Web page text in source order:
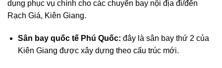
dụng phục vụ chính cho các chuyến bay nội địa đi/đến
Rạch Giá, Kiên Giang.
Sân bay quốc tế Phú Quốc: đây là sân bay thứ 2 của
Kiên Giang được xây dựng theo cấu trúc mới.